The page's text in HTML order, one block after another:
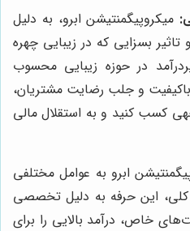
میکروپیگمنتیشن ابرو، به دلیل
بسزایی که در زیبایی چهره
در حوزه زیبایی محسوب
و جلب رضایت مشتریان،
کسب کنید و به استقلال مالی
ابرو به عوامل مختلفی
کلی، این حرفه به دلیل تخصصی
خاص، درآمد بالایی را برای